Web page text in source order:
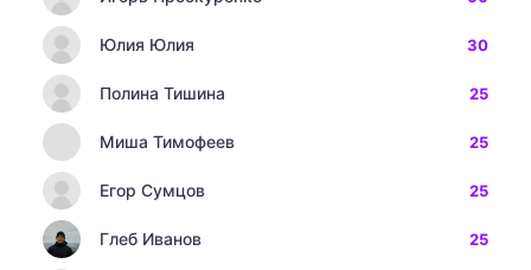
Юлия Юлия 30
Полина Тишина 25
Миша Тимофеев 25
Егор Сумцов 25
Глеб Иванов 25